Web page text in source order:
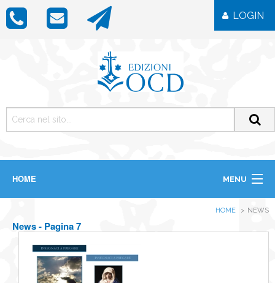
LOGIN
HOME MENU
RIVISTE
IMMAGINI
OGGETTISTICA
HOME NEWS
News - Pagina 7